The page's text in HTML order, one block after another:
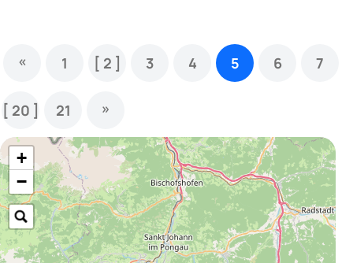
« 1 [ 2 ] 3 4 5 6 7
[ 20 ] 21 »
+
−